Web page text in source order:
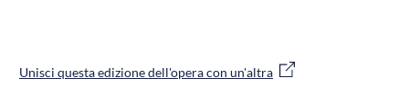
Unisci questa edizione dell'opera con un'altra